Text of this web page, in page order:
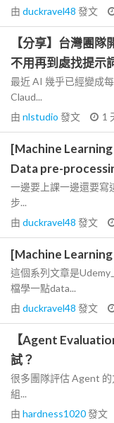
由 duckravel48 發文
【分享】台灣團
不用再到處找提示
最近 AI 幾乎已經變成
Claud...
由 nlstudio 發文 1
[Machine Learning
Data pre-
一邊要上課一邊還要寫
步...
由 duckravel48 發文
[Machine
這個系列文章是
檔學一點data...
由 duckravel48 發文
【Agent
試？
很多團隊評估 Agent
組...
由 hardness1020發文